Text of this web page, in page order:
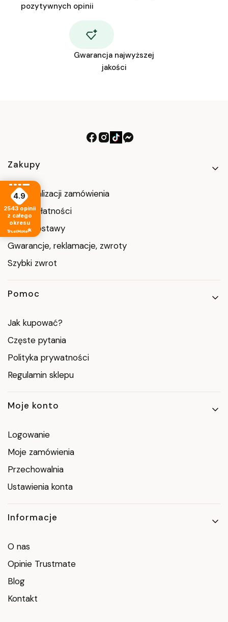
pozytywnych opinii
Gwarancja najwyższej
jakości
Linki w stopce
Zakupy
Czas realizacji zamówienia
Formy płatności
Koszt dostawy
Gwarancje, reklamacje, zwroty
Szybki zwrot
Pomoc
Jak kupować?
Częste pytania
Polityka prywatności
Regulamin sklepu
Moje konto
Logowanie
Moje zamówienia
Przechowalnia
Ustawienia konta
Informacje
O nas
Opinie Trustmate
Blog
Kontakt
4.9
2543 opinii
z całego
okresu